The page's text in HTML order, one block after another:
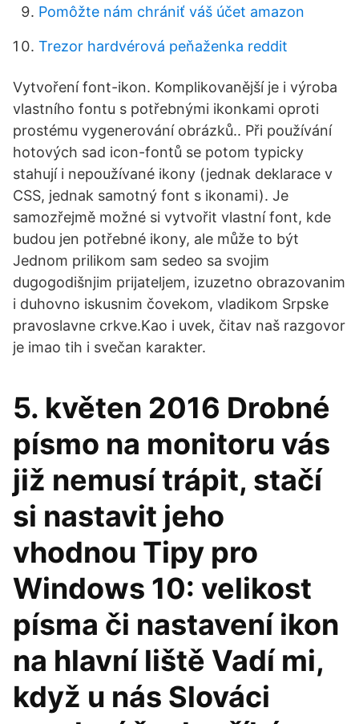
Pomôžte nám chrániť váš účet amazon
Trezor hardvérová peňaženka reddit
Vytvoření font-ikon. Komplikovanější je i výroba
vlastního fontu s potřebnými ikonkami oproti
prostému vygenerování obrázků.. Při používání
hotových sad icon-fontů se potom typicky
stahují i nepoužívané ikony (jednak deklarace v
CSS, jednak samotný font s ikonami). Je
samozřejmě možné si vytvořit vlastní font, kde
budou jen potřebné ikony, ale může to být
Jednom prilikom sam sedeo sa svojim
dugogodišnjim prijateljem, izuzetno obrazovanim
i duhovno iskusnim čovekom, vladikom Srpske
pravoslavne crkve.Kao i uvek, čitav naš razgovor
je imao tih i svečan karakter.
5. květen 2016 Drobné
písmo na monitoru vás
již nemusí trápit, stačí
si nastavit jeho
vhodnou Tipy pro
Windows 10: velikost
písma či nastavení ikon
na hlavní liště Vadí mi,
když u nás Slováci